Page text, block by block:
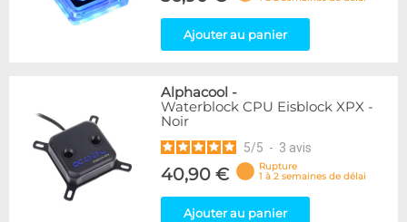
Ajouter au panier
Alphacool -
Waterblock CPU Eisblock XPX -
Noir
5/5 - 3 avis
40,90 €
Rupture
1 à 2 semaines de délai
Ajouter au panier